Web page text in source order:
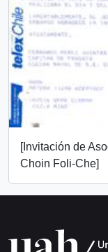
[Invitación de
Choin Foli-Che]